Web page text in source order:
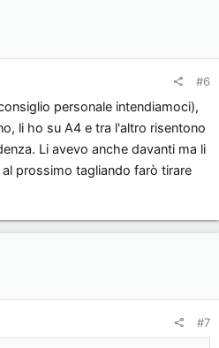
#6
personale intendiamoci),
li ho su A4 e tra l'altro risentono
Li avevo anche davanti ma li
prossimo tagliando farò tirare
#7